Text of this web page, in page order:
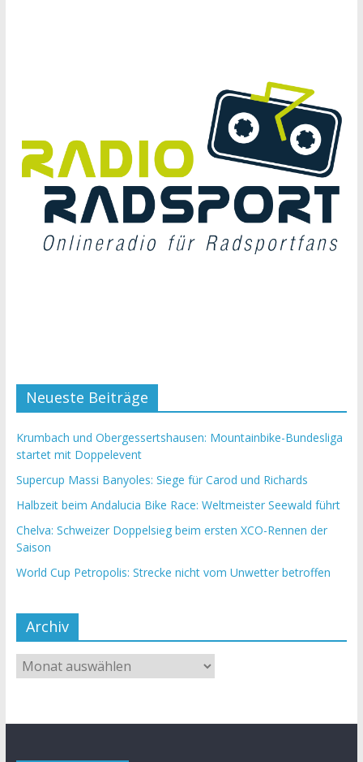
Neueste Beiträge
Krumbach und Obergessertshausen: Mountainbike-Bundesliga
startet mit Doppelevent
Supercup Massi Banyoles: Siege für Carod und Richards
Halbzeit beim Andalucia Bike Race: Weltmeister Seewald führt
Chelva: Schweizer Doppelsieg beim ersten XCO-Rennen der
Saison
World Cup Petropolis: Strecke nicht vom Unwetter betroffen
Archiv